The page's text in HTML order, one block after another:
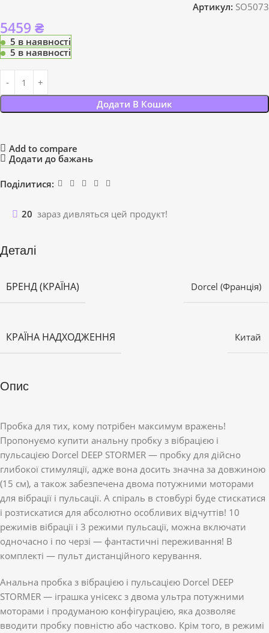
Артикул: SO5073
5459 ₴
5 в наявності
5 в наявності
Додати В Кошик
Add to compare
Додати до бажань
Поділитися:
20 зараз дивляться цей продукт!
Деталі
БРЕНД (КРАЇНА) Dorcel (Франція)
КРАЇНА НАДХОДЖЕННЯ Китай
Опис
Пробка для тих, кому потрібен максимум вражень!
Пропонуємо купити анальну пробку з вібрацією і
пульсацією Dorcel DEEP STORMER — пробку для дійсно
глибокої стимуляції, адже вона досить значна за довжиною
(15 см), а також забезпечена двома потужними моторами
для вібрації і пульсації. А спіраль в стовбурі буде стискатися
і розтискатися для абсолютно особливих відчуттів! 10
режимів вібрації і 3 режими пульсації, можна включати
одночасно і по черзі — фантастичні переживання! В
комплекті — пульт дистанційного керування.
Анальна пробка з вібрацією і пульсацією Dorcel DEEP
STORMER — іграшка унісекс з двома ультра потужними
моторами і продуманою конфігурацією, яка дозволяє
вводити пробку повністю або частково. Крім того, в режимі